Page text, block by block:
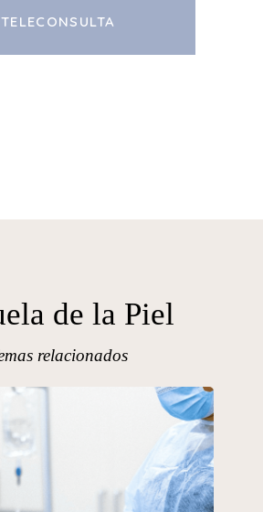
TELECONSULTA
de la Piel
relacionados